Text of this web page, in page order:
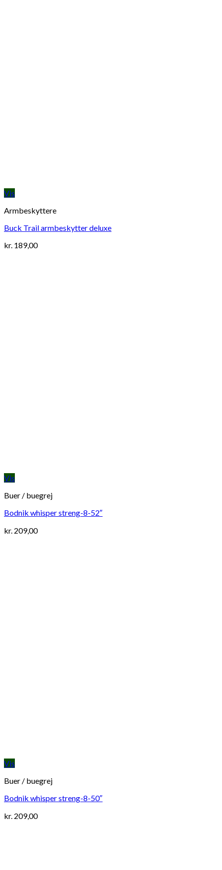
Vis
Armbeskyttere
Buck Trail armbeskytter deluxe
kr. 189,00
Vis
Buer / buegrej
Bodnik whisper streng-8-52″
kr. 209,00
Vis
Buer / buegrej
Bodnik whisper streng-8-50″
kr. 209,00